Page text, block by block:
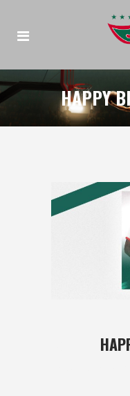
HAPPY